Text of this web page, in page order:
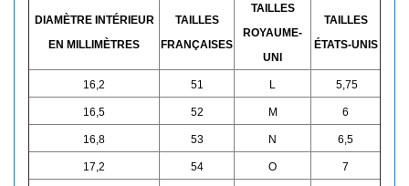
DIAMÈTRE INTÉRIEUR
EN MILLIMÈTRES
TAILLES
FRANÇAISES
TAILLES
ROYAUME-
UNI
TAILLES
ÉTATS-UNIS
16,2 51 L 5,75
16,5 52 M 6
16,8 53 N 6,5
17,2 54 O 7